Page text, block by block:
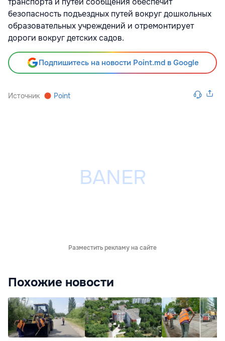
безопасность подъездных путей вокруг дошкольных
образовательных учреждений и отремонтирует
дороги вокруг детских садов.
Подпишитесь на новости Point.md в Google
Источник Point
Разместить рекламу на сайте
Похожие новости